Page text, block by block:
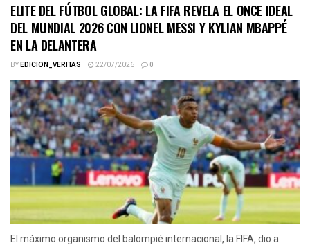
ELITE DEL FÚTBOL GLOBAL: LA FIFA REVELA EL ONCE IDEAL
DEL MUNDIAL 2026 CON LIONEL MESSI Y KYLIAN MBAPPÉ
EN LA DELANTERA
BYEDICION_VERITAS 22/07/2026 0
El máximo organismo del balompié internacional, la FIFA, dio a